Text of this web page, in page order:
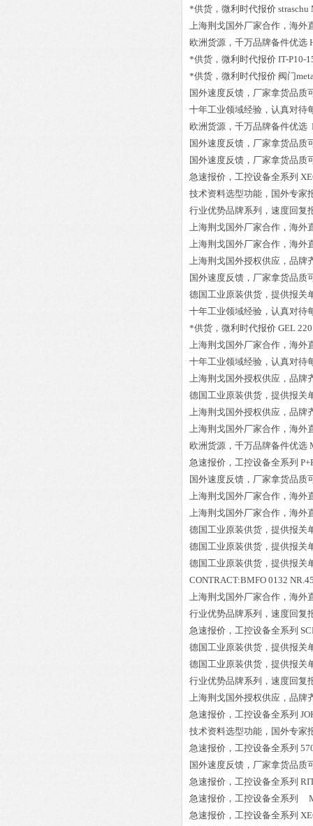
*供货，微利时代报价
上海荆戈国外厂家合作，海外
欧洲货源，千万品牌备件优选
*供货，微利时代报价 IT-P10-
*供货，微利时代报价 阀门
国外速度反馈，厂家拿货品质
十年工业领域经验，认真对待
欧洲货源，千万品牌备件优选
国外速度反馈，厂家拿货品质
国外速度反馈，厂家拿货品质
急速报价，工控设备全系列
技术资料选型功能，国外专家
行业优势品牌系列，速度回复
上海荆戈国外厂家合作，海外
上海荆戈国外厂家合作，海外
上海荆戈国外授权供应，品牌
国外速度反馈，厂家拿货品质
德国工业原装供货，提供报关
十年工业领域经验，认真对待
*供货，微利时代报价 GEL
上海荆戈国外厂家合作，海外
十年工业领域经验，认真对待
上海荆戈国外授权供应，品牌
德国工业原装供货，提供报关
上海荆戈国外授权供应，品牌
上海荆戈国外厂家合作，海外
欧洲货源，千万品牌备件优选
急速报价，工控设备全系列
国外速度反馈，厂家拿货品质
上海荆戈国外厂家合作，海外
上海荆戈国外厂家合作，海外
德国工业原装供货，提供报关
德国工业原装供货，提供报关
德国工业原装供货，提供报关
CONTRACT:BMFO 0132
上海荆戈国外厂家合作，海外
行业优势品牌系列，速度回复
急速报价，工控设备全系列
德国工业原装供货，提供报关
德国工业原装供货，提供报关
行业优势品牌系列，速度回复
上海荆戈国外授权供应，品牌
急速报价，工控设备全系列
技术资料选型功能，国外专家
急速报价，工控设备全系列
国外速度反馈，厂家拿货品质
急速报价，工控设备全系列
急速报价，工控设备全系列
急速报价，工控设备全系列